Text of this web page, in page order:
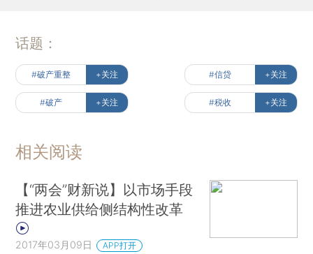
话题：
#破产重整 +关注 #信贷 +关注
#破产 +关注 #税收 +关注
相关阅读
【“两会”财新说】以市场手段
推进农业供给侧结构性改革
2017年03月09日 APP打开